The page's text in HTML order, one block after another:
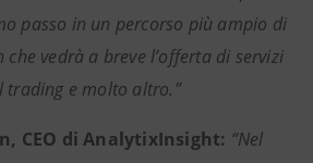
passo in un percorso più ampio di
vedrà a breve l’offerta di servizi
trading e molto altro.”
CEO di AnalytixInsight: “Nel